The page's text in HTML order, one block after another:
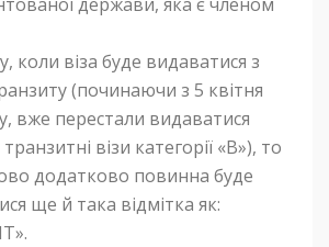
коли віза буде видаватися з
(починаючи з 5 квітня
вже перестали видаватися
візи категорії «B»), то
додатково повинна буде
ще й така відмітка як: